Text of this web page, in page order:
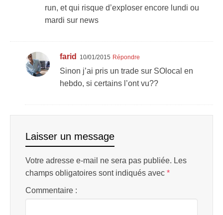
run, et qui risque d’exploser encore lundi ou
mardi sur news
farid 10/01/2015 Répondre
Sinon j’ai pris un trade sur SOlocal en
hebdo, si certains l’ont vu??
Laisser un message
Votre adresse e-mail ne sera pas publiée. Les
champs obligatoires sont indiqués avec *
Commentaire :